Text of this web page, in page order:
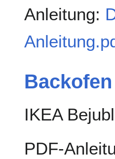
Anleitung:
Backofen
IKEA
PDF-